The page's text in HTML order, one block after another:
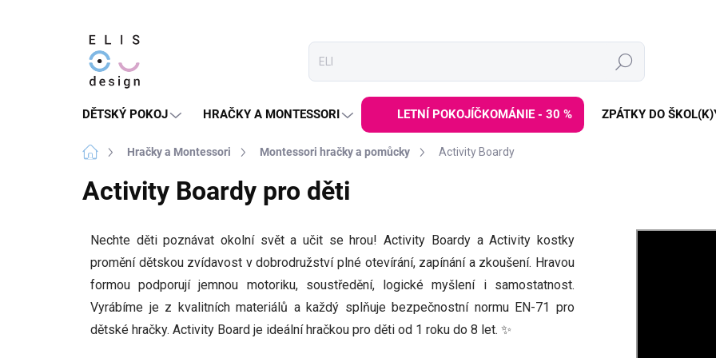
Hledat
DĚTSKÝ POKOJ HRAČKY A MONTESSORI LETNÍ POKOJÍČKOMÁNIE - 30 % ZPÁTKY DO
Domů Hračky a Montessori Montessori hračky a pomůcky Activity Boardy
Activity Boardy pro děti
Nechte děti poznávat okolní svět a učit se hrou! Activity Boardy a Activity kostky
promění dětskou zvídavost v dobrodružství plné otevírání, zapínání a zkoušení. Hravou
formou podporují jemnou motoriku, soustředění, logické myšlení i samostatnost.
Vyrábíme je z kvalitních materiálů a každý splňuje bezpečnostní normu EN-71 pro
dětské hračky. Activity Board je ideální hračkou pro děti od 1 roku do 8 let. ✨